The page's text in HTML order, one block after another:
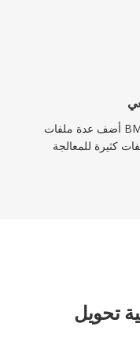
أضف عدة ملفات BMP وحوّلها جميعاً إلى PSD دفعة واحدة